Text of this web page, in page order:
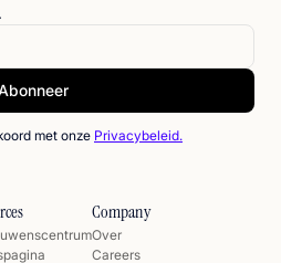
met onze Privacybeleid.
Company
Over
Careers